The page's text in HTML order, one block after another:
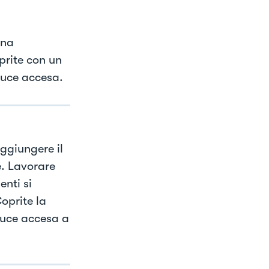
con un
accesa.
il
Lavorare
si
la
accesa a